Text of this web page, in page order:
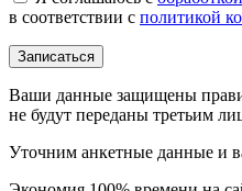
в соответствии с политикой
Записаться
Ваши данные защищены
не будут переданы третьим
Уточним анкетные данные и